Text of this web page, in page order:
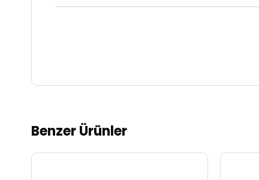
Benzer Ürünler